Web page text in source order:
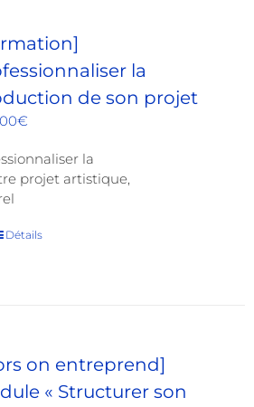
la
de son projet
€
la
projet artistique,
Détails
on entreprend]
« Structurer son